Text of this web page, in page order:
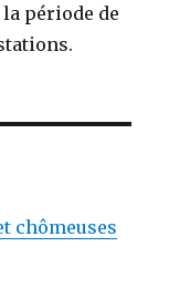
période de
chômeuses